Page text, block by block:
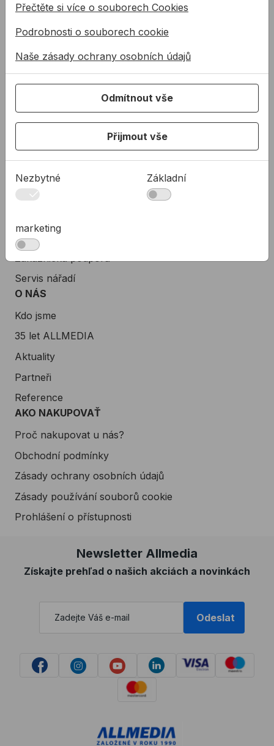
O nás
Kontakty
Rady a tipy
KONTAKTY
Společnost
Technická podpora
Servis nářadí
O NÁS
Kdo jsme
35 let ALLMEDIA
Aktuality
Partneři
Reference
AKO NAKUPOVAŤ
Proč nakupovat u nás?
Obchodní podmínky
Zásady ochrany osobních údajů
Zásady používání souborů cookie
Prohlášení o přístupnosti
Newsletter Allmedia
Získajte prehľad o našich akciách a novinkách
Odeslat
Přečtěte si více o souborech Cookies
Podrobnosti o souborech cookie
Naše zásady ochrany osobních údajů
Odmítnout vše
Přijmout vše
Nezbytné Základní
marketing